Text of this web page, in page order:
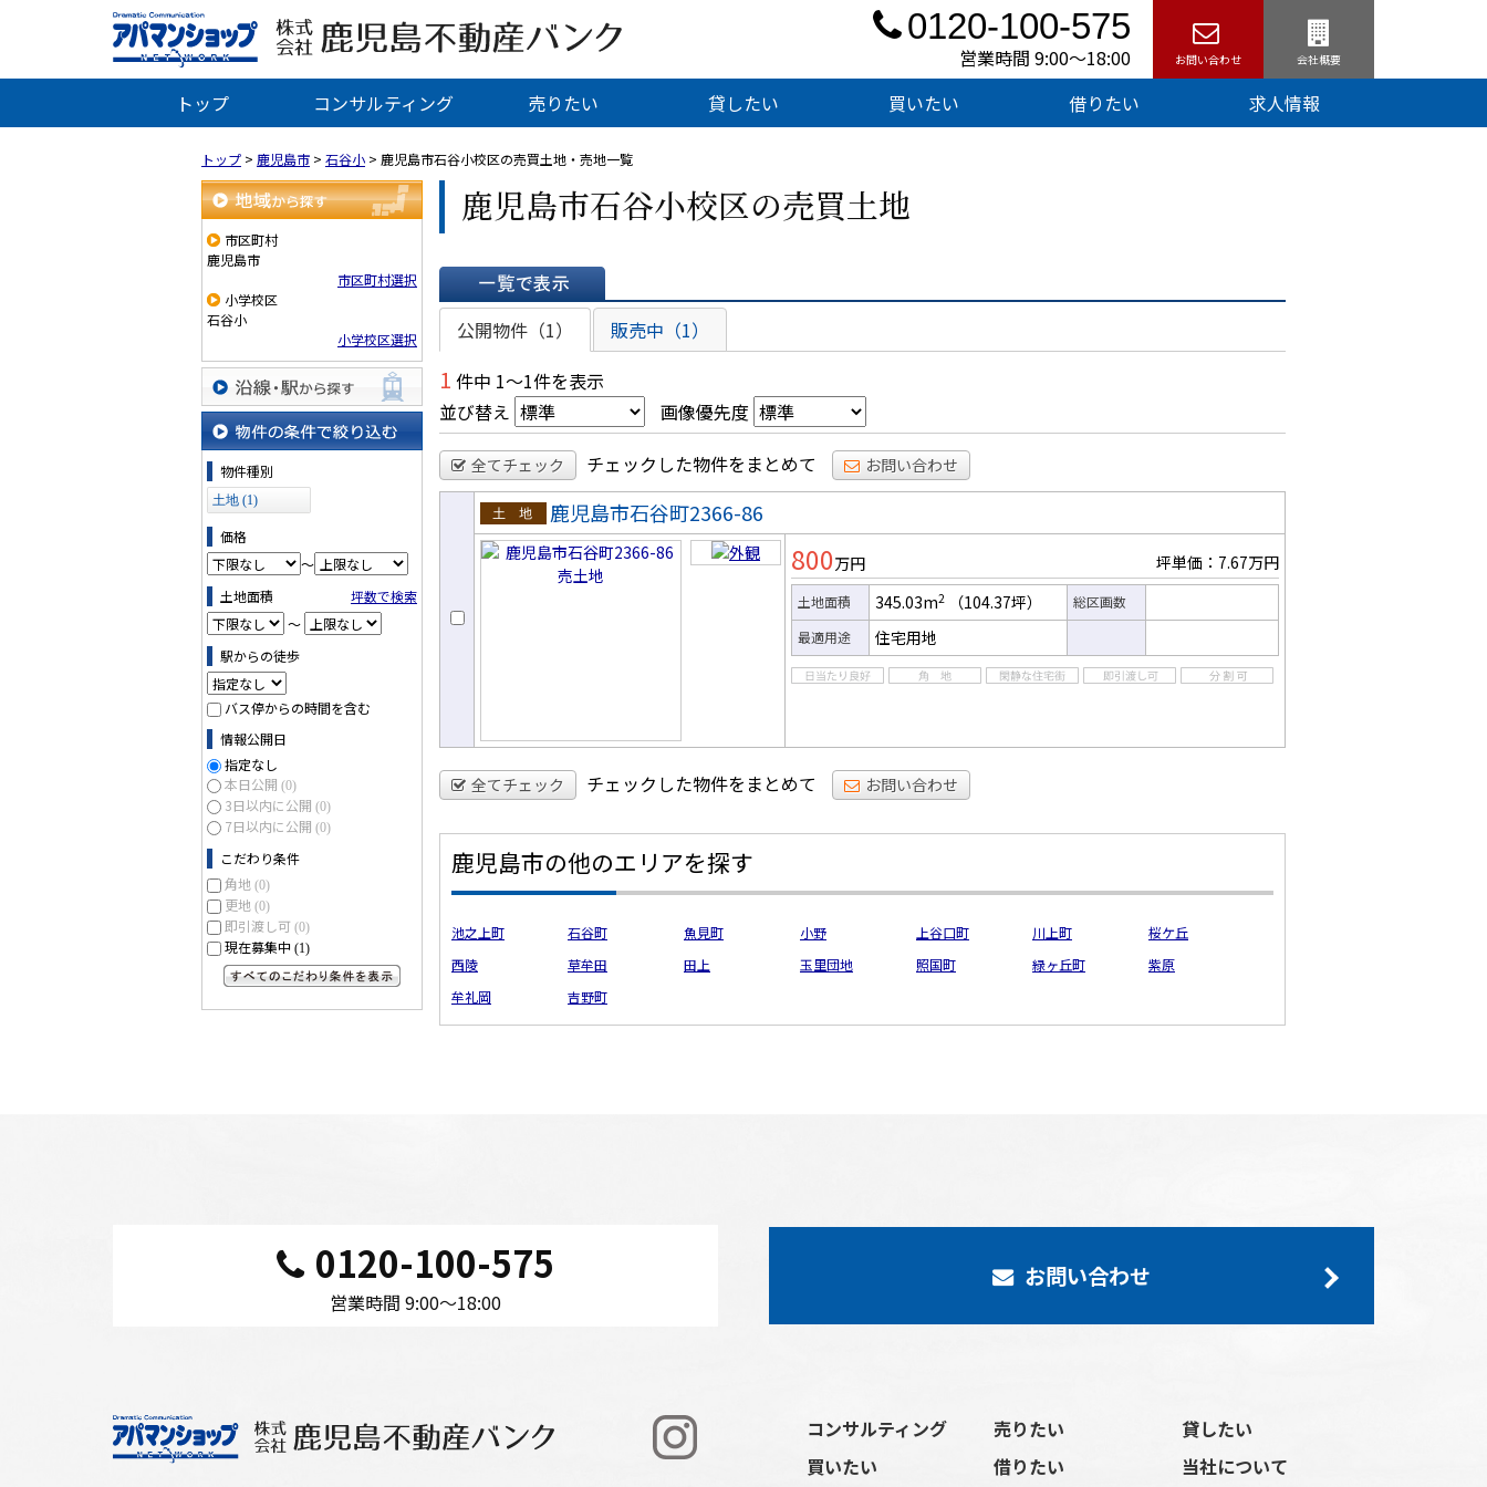
0120-100-575
営業時間 9:00〜18:00 お問い合わせ 会社概要
トップ コンサルティング 売りたい 貸したい 買いたい 借りたい 求人情報
トップ > 鹿児島市 > 石谷小 > 鹿児島市石谷小校区の売買土地・売地一覧
地域から探す
市区町村
鹿児島市
市区町村選択
小学校区
石谷小
小学校区選択
沿線・駅から探す
物件の条件で絞り込む
物件種別
土地 (1)
価格
～
土地面積
坪数で検索
～
駅からの徒歩
バス停からの時間を含む
情報公開日
指定なし
本日公開 (0)
3日以内に公開 (0)
7日以内に公開 (0)
こだわり条件
角地 (0)
更地 (0)
即引渡し可 (0)
現在募集中 (1)
鹿児島市石谷小校区の売買土地
一覧で表示
公開物件（1） 販売中（1）
1 件中 1～1件を表示
並び替え
画像優先度
全てチェック チェックした物件をまとめて お問い合わせ
売土地
鹿児島市石谷町2366-86
800万円 坪単価：7.67万円
土地面積 345.03m2 （104.37坪）
総区画数
最適用途
住宅用地
全てチェック チェックした物件をまとめて お問い合わせ
鹿児島市の他のエリアを探す
池之上町 石谷町 魚見町 小野 上谷口町 川上町
桜ケ丘
西陵
草牟田 田上 玉里団地 照国町 緑ヶ丘町
紫原
牟礼岡
吉野町
0120-100-575
営業時間 9:00〜18:00
お問い合わせ
コンサルティング 売りたい
貸したい
買いたい
借りたい 当社について